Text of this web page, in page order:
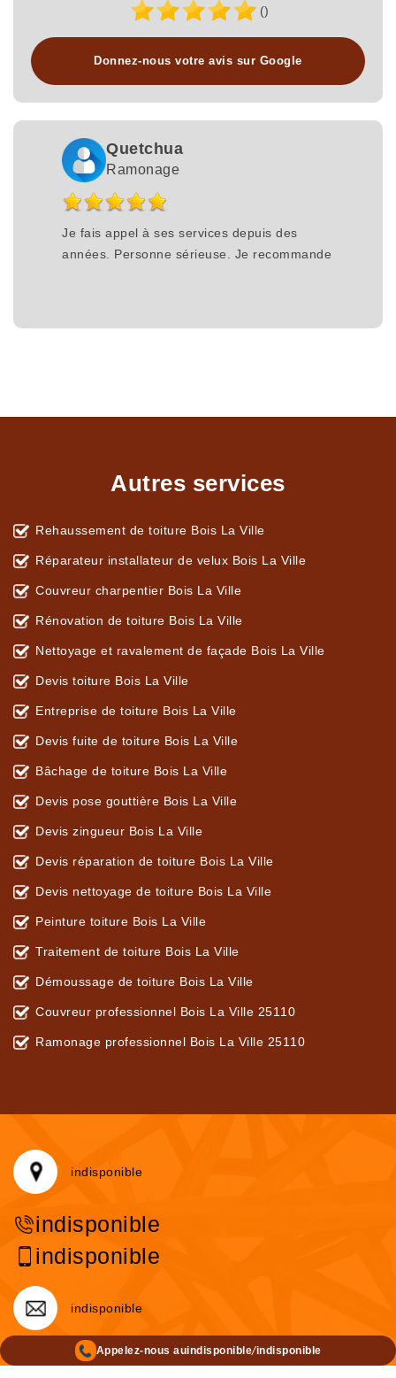
()
Donnez-nous votre avis sur Google
Quetchua
Ramonage
Je fais appel à ses services depuis des
années. Personne sérieuse. Je recommande
Autres services
Rehaussement de toiture Bois La Ville
Réparateur installateur de velux Bois La Ville
Couvreur charpentier Bois La Ville
Rénovation de toiture Bois La Ville
Nettoyage et ravalement de façade Bois La Ville
Devis toiture Bois La Ville
Entreprise de toiture Bois La Ville
Devis fuite de toiture Bois La Ville
Bâchage de toiture Bois La Ville
Devis pose gouttière Bois La Ville
Devis zingueur Bois La Ville
Devis réparation de toiture Bois La Ville
Devis nettoyage de toiture Bois La Ville
Peinture toiture Bois La Ville
Traitement de toiture Bois La Ville
Démoussage de toiture Bois La Ville
Couvreur professionnel Bois La Ville 25110
Ramonage professionnel Bois La Ville 25110
indisponible
indisponible
indisponible
indisponible
Appelez-nous auindisponible/indisponible